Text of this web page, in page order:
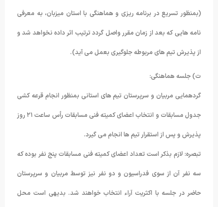
(بمنظور تسریع در برنامه ریزی و هماهنگی با استان میزبان، به معرفی
نامه هایی که بعد از زمان مقرر واصل گردد ترتیب اثر داده نخواهد شد و
از پذیرش تیم های مربوطه جلوگیری بعمل می آید).
ت) جلسه هماهنگی:
گردهمایی مربیان و سرپرستان تیم های استانی بمنظور انجام قرعه کشی
جدول مسابقات و انتخاب اعضای کمیته فنی مسابقات رأس ساعت ۲۱ روز
پذیرش و پس از استقرار تیم ها انجام می گیرد.
تبصره: لازم بذکر است تعداد اعضای کمیته فنی مسابقات پنج نفر بوده که
سه نفر آن از سوی فدراسیون و دو نفر نیز توسط مربیان و سرپرستان
حاضر در جلسه با اکثریت آراء انتخاب خواهند شد. بدیهی است محل